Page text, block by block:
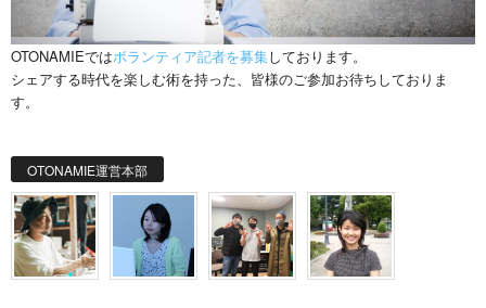
OTONAMIEではボランティア記者を募集しております。
シェアする時代を楽しむ術を持った、皆様のご参加お待ちしておりま
す。
OTONAMIE運営本部